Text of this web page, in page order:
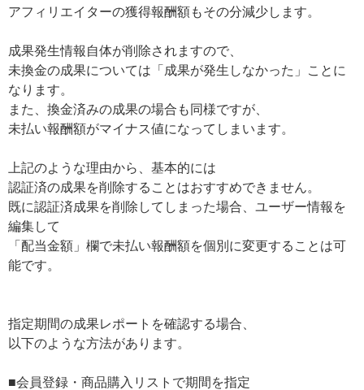
アフィリエイターの獲得報酬額もその分減少します。
成果発生情報自体が削除されますので、
未換金の成果については「成果が発生しなかった」ことに
なります。
また、換金済みの成果の場合も同様ですが、
未払い報酬額がマイナス値になってしまいます。
上記のような理由から、基本的には
認証済の成果を削除することはおすすめできません。
既に認証済成果を削除してしまった場合、ユーザー情報を
編集して
「配当金額」欄で未払い報酬額を個別に変更することは可
能です。
指定期間の成果レポートを確認する場合、
以下のような方法があります。
■会員登録・商品購入リストで期間を指定